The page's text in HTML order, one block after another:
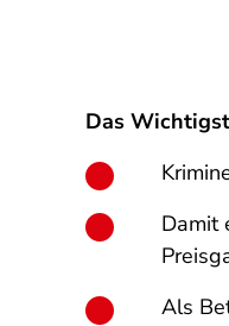
Das
Damit
Als